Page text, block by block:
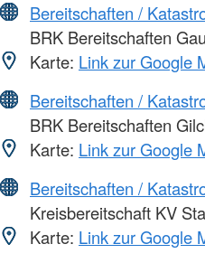
Bereitschaften /
BRK Bereitschaften
Karte: Link zur Google
Bereitschaften /
BRK Bereitschaften
Karte: Link zur Google
Bereitschaften /
Kreisbereitschaft KV
Karte: Link zur Google